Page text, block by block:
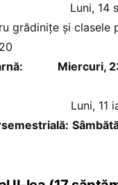
14
grădinițe și clasele
Miercuri,
11 ianuarie